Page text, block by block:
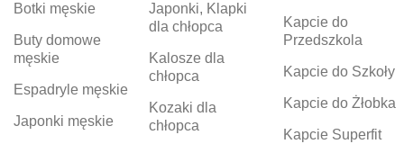
Botki męskie
Buty domowe
męskie
Espadryle męskie
Japonki męskie
Japonki, Klapki
dla chłopca
Kalosze dla
chłopca
Kozaki dla
chłopca
Kapcie do
Przedszkola
Kapcie do Szkoły
Kapcie do Żłobka
Kapcie Superfit